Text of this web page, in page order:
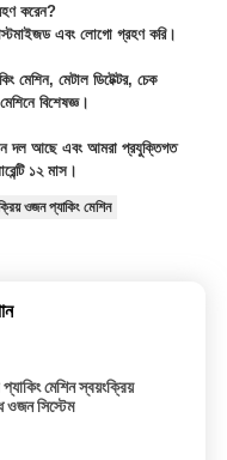
করেন?
এবং লোগো গ্রহণ করি।
মেশিন, মেটাল ডিটেক্টর, চেক
বিশেষজ্ঞ।
দল আছে এবং আমরা প্রযুক্তিগত
১২ মাস।
ওজন প্যাকিং মেশিন
মেশিন স্বয়ংক্রিয়
সিস্টেম